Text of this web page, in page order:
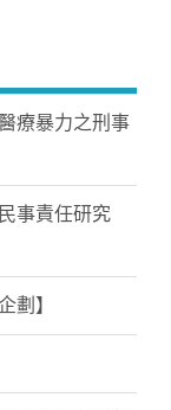
療暴力之刑事
事責任研究
劃】